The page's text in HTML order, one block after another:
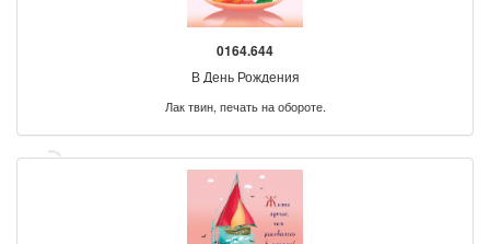
0164.644
В День Рождения
Лак твин, печать на обороте.